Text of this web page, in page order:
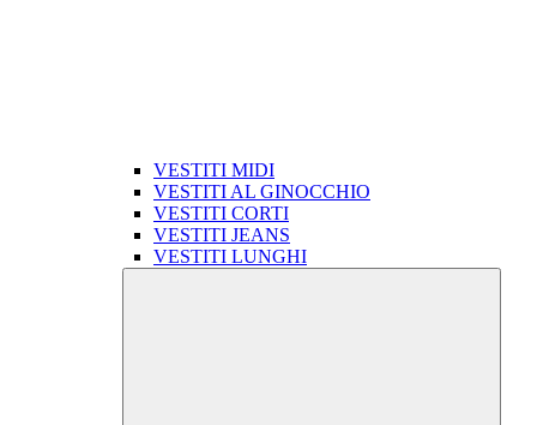
VESTITI MIDI
VESTITI AL GINOCCHIO
VESTITI CORTI
VESTITI JEANS
VESTITI LUNGHI